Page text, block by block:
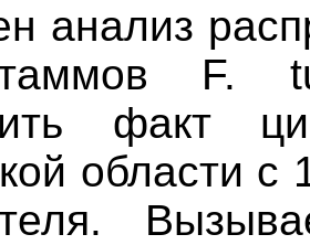
анализ
F.
факт
области с